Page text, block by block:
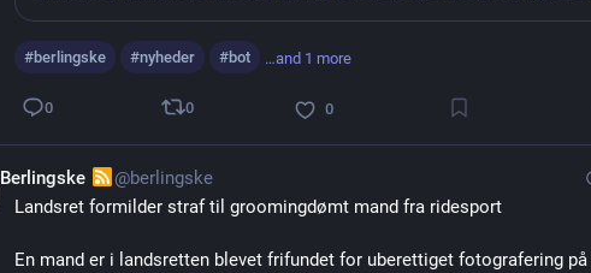
#berlingske #nyheder #bot …and 1 more
0 0 0
Berlingske
@berlingske
Landsret formilder straf til groomingdømt mand fra ridesport
En mand er i landsretten blevet frifundet for uberettiget fotografering på